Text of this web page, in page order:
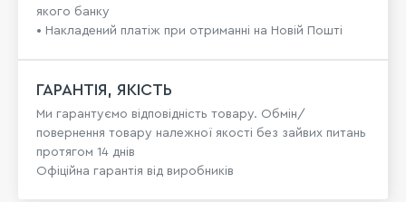
якого банку
• Накладений платіж при отриманні на Новій Пошті
ГАРАНТІЯ, ЯКІСТЬ
Ми гарантуємо відповідність товару. Обмін/
повернення товару належної якості без зайвих питань
протягом 14 днів
Офіційна гарантія від виробників